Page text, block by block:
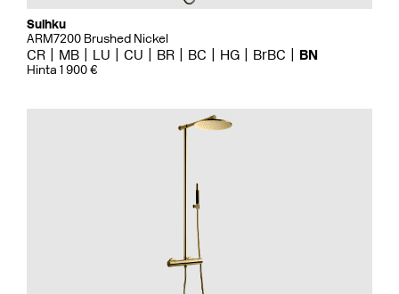
Suihku
ARM7200 Brushed Nickel
CR MB LU CU BR BC HG BrBC BN
Hinta 1 900 €